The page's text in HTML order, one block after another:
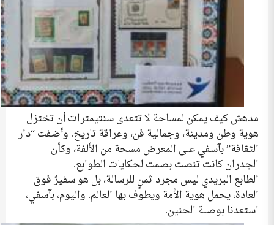
مدهش كيف يمكن لمساحة لا تتعدى سنتيمترات أن تختزل
هوية وطن ومدينة، وجمالية فن، وعراقة تاريخ. وأضفت “دار
الثقافة” بآسفي على المعرض مسحة من الألفة، وكأن
الجدران كانت تنصت بصمت لحكايات الطوابع.
الطابع البريدي ليس مجرد ثمنٍ للرسالة، بل هو سفيرٌ فوق
العادة، يحمل هوية الأمة ويطوف بها العالم. واليوم، بآسفي،
استعدنا بوصلة الحنين.